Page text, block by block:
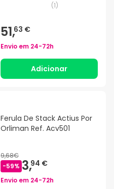
(1)
51,63 €
Envio em 24-72h
Adicionar
Ferula De Stack Actius Por
Orliman Ref. Acv501
9,68€
-59% 3,94 €
Envio em 24-72h